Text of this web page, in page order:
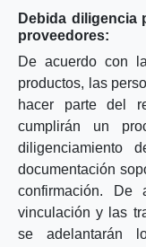
Debida diligencia
proveedores:
De acuerdo con
productos, las
hacer parte del
cumplirán un
diligenciamiento
documentación
confirmación. De
vinculación y las
se adelantarán